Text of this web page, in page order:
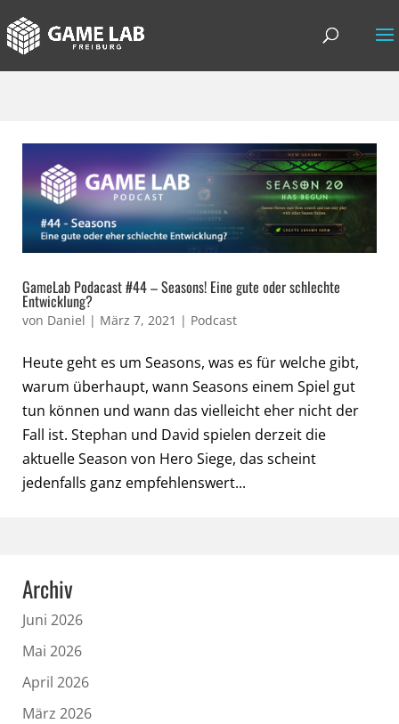
GameLab Podacast #44 – Seasons! Eine gute oder schlechte
Entwicklung?
von Daniel | März 7, 2021 | Podcast
Heute geht es um Seasons, was es für welche gibt,
warum überhaupt, wann Seasons einem Spiel gut
tun können und wann das vielleicht eher nicht der
Fall ist. Stephan und David spielen derzeit die
aktuelle Season von Hero Siege, das scheint
jedenfalls ganz empfehlenswert...
Archiv
Juni 2026
Mai 2026
April 2026
März 2026